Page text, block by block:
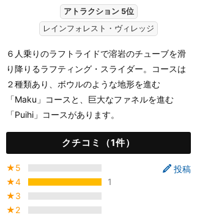
アトラクション 5位
レインフォレスト・ヴィレッジ
６人乗りのラフトライドで溶岩のチューブを滑
り降りるラフティング・スライダー。コースは
２種類あり、ボウルのような地形を進む
「Maku」コースと、巨大なファネルを進む
「Puihi」コースがあります。
クチコミ（1件）
投稿
★5
★4
1
★3
★2